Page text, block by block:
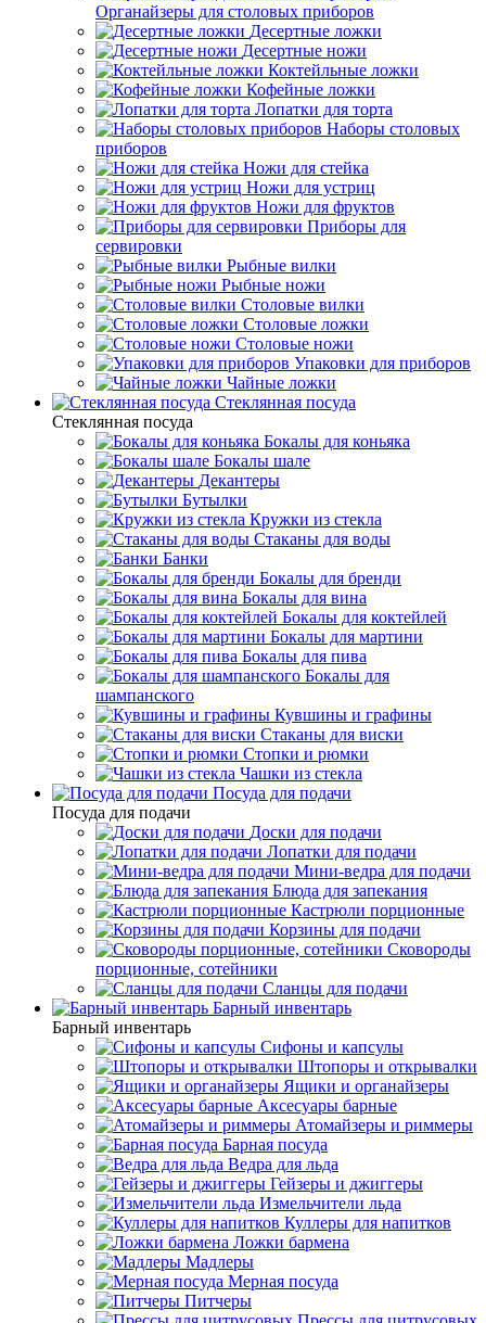
Органайзеры для столовых приборов
Десертные ложки
Десертные ножи
Коктейльные ложки
Кофейные ложки
Лопатки для торта
Наборы столовых
приборов
Ножи для стейка
Ножи для устриц
Ножи для фруктов
Приборы для
сервировки
Рыбные вилки
Рыбные ножи
Столовые вилки
Столовые ложки
Столовые ножи
Упаковки для приборов
Чайные ложки
Стеклянная посуда
Стеклянная посуда
Бокалы для коньяка
Бокалы шале
Декантеры
Бутылки
Кружки из стекла
Стаканы для воды
Банки
Бокалы для бренди
Бокалы для вина
Бокалы для коктейлей
Бокалы для мартини
Бокалы для пива
Бокалы для
шампанского
Кувшины и графины
Стаканы для виски
Стопки и рюмки
Чашки из стекла
Посуда для подачи
Посуда для подачи
Доски для подачи
Лопатки для подачи
Мини-ведра для подачи
Блюда для запекания
Кастрюли порционные
Корзины для подачи
Сковороды
порционные, сотейники
Сланцы для подачи
Барный инвентарь
Барный инвентарь
Сифоны и капсулы
Штопоры и открывалки
Ящики и органайзеры
Аксесуары барные
Атомайзеры и риммеры
Барная посуда
Ведра для льда
Гейзеры и джиггеры
Измельчители льда
Куллеры для напитков
Ложки бармена
Мадлеры
Мерная посуда
Питчеры